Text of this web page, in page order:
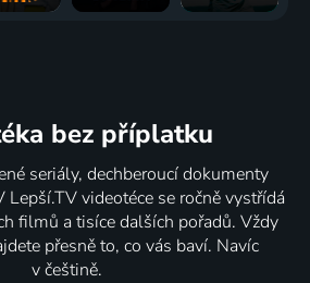
bez příplatku
seriály, dechberoucí dokumenty
Lepší.TV videotéce se ročně vystřídá
filmů a tisíce dalších pořadů. Vždy
přesně to, co vás baví. Navíc
v češtině.